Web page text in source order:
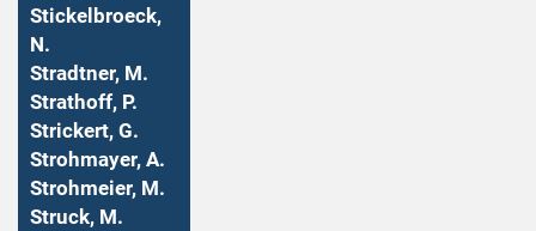
Stickelbroeck,
N.
Stradtner, M.
Strathoff, P.
Strickert, G.
Strohmayer, A.
Strohmeier, M.
Struck, M.